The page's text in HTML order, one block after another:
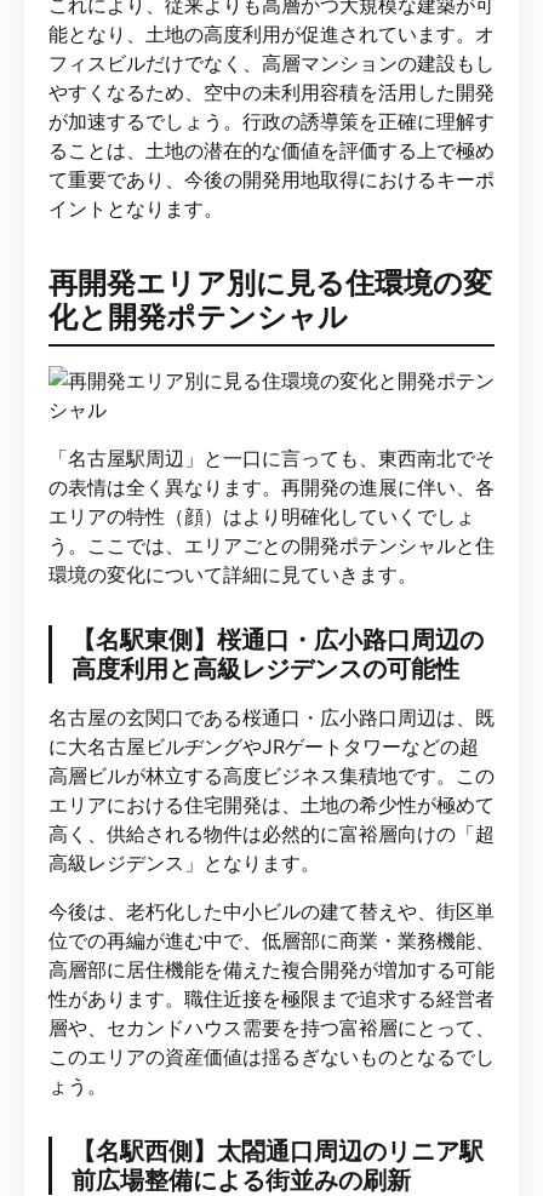
能となり、土地の高度利用が促進されています。オ
フィスビルだけでなく、高層マンションの建設もし
やすくなるため、空中の未利用容積を活用した開発
が加速するでしょう。行政の誘導策を正確に理解す
ることは、土地の潜在的な価値を評価する上で極め
て重要であり、今後の開発用地取得におけるキーポ
イントとなります。
再開発エリア別に見る住環境の変
化と開発ポテンシャル
「名古屋駅周辺」と一口に言っても、東西南北でそ
の表情は全く異なります。再開発の進展に伴い、各
エリアの特性（顔）はより明確化していくでしょ
う。ここでは、エリアごとの開発ポテンシャルと住
環境の変化について詳細に見ていきます。
【名駅東側】桜通口・広小路口周辺の
高度利用と高級レジデンスの可能性
名古屋の玄関口である桜通口・広小路口周辺は、既
に大名古屋ビルヂングやJRゲートタワーなどの超
高層ビルが林立する高度ビジネス集積地です。この
エリアにおける住宅開発は、土地の希少性が極めて
高く、供給される物件は必然的に富裕層向けの「超
高級レジデンス」となります。
今後は、老朽化した中小ビルの建て替えや、街区単
位での再編が進む中で、低層部に商業・業務機能、
高層部に居住機能を備えた複合開発が増加する可能
性があります。職住近接を極限まで追求する経営者
層や、セカンドハウス需要を持つ富裕層にとって、
このエリアの資産価値は揺るぎないものとなるでし
ょう。
【名駅西側】太閤通口周辺のリニア駅
前広場整備による街並みの刷新